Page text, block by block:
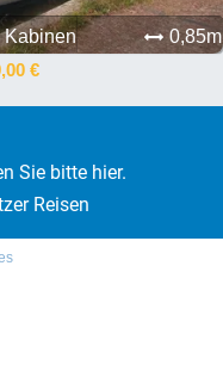
Kabinen
0,85m
€
Sie bitte hier.
Reisen